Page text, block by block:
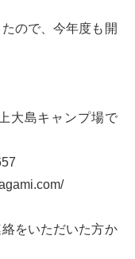
ので、今年度も開
大島キャンプ場で
をいただいた方か